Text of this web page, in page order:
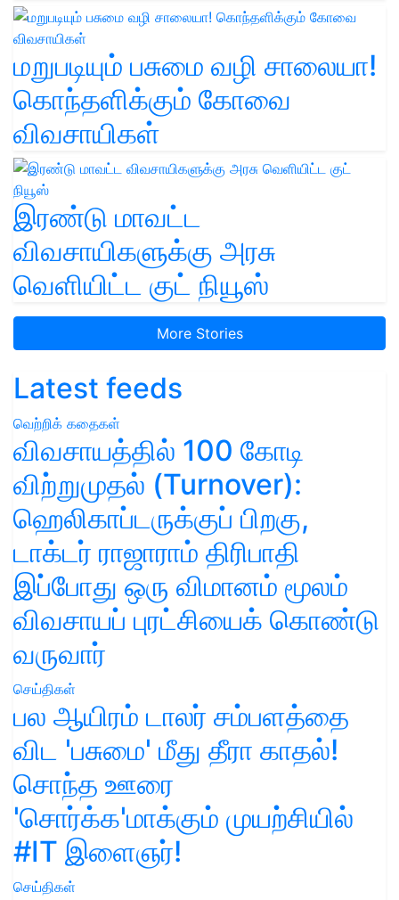
மறுபடியும் பசுமை வழி சாலையா!
கொந்தளிக்கும் கோவை
விவசாயிகள்
இரண்டு மாவட்ட
விவசாயிகளுக்கு அரசு
வெளியிட்ட குட் நியூஸ்
More Stories
Latest feeds
வெற்றிக் கதைகள்
விவசாயத்தில் 100 கோடி
விற்றுமுதல் (Turnover):
ஹெலிகாப்டருக்குப் பிறகு,
டாக்டர் ராஜாராம் திரிபாதி
இப்போது ஒரு விமானம் மூலம்
விவசாயப் புரட்சியைக் கொண்டு
வருவார்
செய்திகள்
பல ஆயிரம் டாலர் சம்பளத்தை
விட 'பசுமை' மீது தீரா காதல்!
சொந்த ஊரை
'சொர்க்க'மாக்கும் முயற்சியில்
#IT இளைஞர்!
செய்திகள்